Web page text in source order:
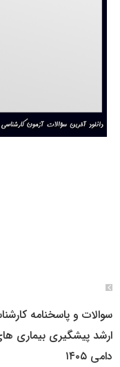
سوالات و پاسخنامه
ارشد پیشگیری بیماری
دامی ۱۴۰۵